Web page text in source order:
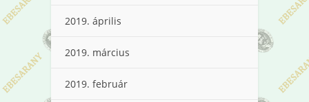
2019. április
2019. március
2019. február